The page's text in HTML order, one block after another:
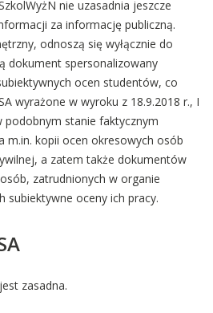
nie uzasadnia jeszcze
za informację publiczną.
odnoszą się wyłącznie do
dokument spersonalizowany
ocen studentów, co
wyrażone w wyroku z 18.9.2018 r., I
podobnym stanie faktycznym
m.in. kopii ocen okresowych osób
a zatem także dokumentów
zatrudnionych w organie
subiektywne oceny ich pracy.
zasadna.